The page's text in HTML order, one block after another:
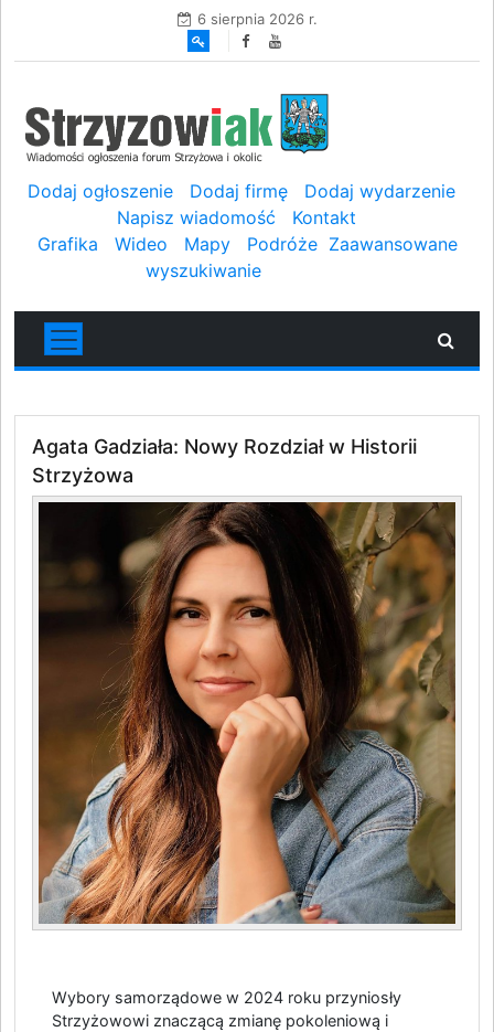
6 sierpnia 2026 r.
Dodaj ogłoszenie Dodaj firmę
Dodaj wydarzenie
Napisz wiadomość
Kontakt
Grafika
Wideo Mapy Podróże Zaawansowane
wyszukiwanie
Agata Gadziała: Nowy Rozdział w Historii
Strzyżowa
Wybory samorządowe w 2024 roku przyniosły
Strzyżowowi znaczącą zmianę pokoleniową i